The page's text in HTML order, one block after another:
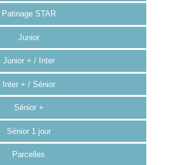
Patinage STAR
Junior
Junior + / Inter
Inter + / Sénior
Sénior +
Sénior 1 jour
Parcelles